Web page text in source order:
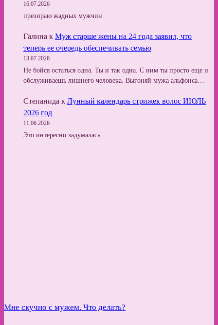
16.07.2026
презираю жадных мужчин
Галина к Муж старше жены на 24 года заявил, что
теперь ее очередь обеспечивать семью
13.07.2026
Не бойся остаться одна. Ты и так одна. С ним ты просто еще и
обслуживаешь лишнего человека. Выгоняй мужа альфонса…
Степанида к Лунный календарь стрижек волос ИЮЛЬ
2026 год
11.06.2026
Это интересно задумалась
Мне скучно с мужем. Что делать?